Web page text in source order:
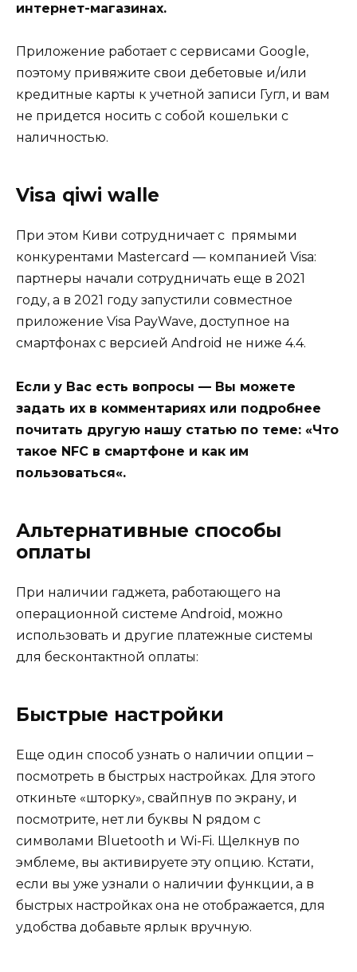
интернет-магазинах.
Приложение работает с сервисами Google,
поэтому привяжите свои дебетовые и/или
кредитные карты к учетной записи Гугл, и вам
не придется носить с собой кошельки с
наличностью.
Visa qiwi walle
При этом Киви сотрудничает с прямыми
конкурентами Mastercard — компанией Visa:
партнеры начали сотрудничать еще в 2021
году, а в 2021 году запустили совместное
приложение Visa PayWave, доступное на
смартфонах с версией Android не ниже 4.4.
Если у Вас есть вопросы — Вы можете
задать их в комментариях или подробнее
почитать другую нашу статью по теме: «Что
такое NFC в смартфоне и как им
пользоваться«.
Альтернативные способы
оплаты
При наличии гаджета, работающего на
операционной системе Android, можно
использовать и другие платежные системы
для бесконтактной оплаты:
Быстрые настройки
Еще один способ узнать о наличии опции –
посмотреть в быстрых настройках. Для этого
откиньте «шторку», свайпнув по экрану, и
посмотрите, нет ли буквы N рядом с
символами Bluetooth и Wi-Fi. Щелкнув по
эмблеме, вы активируете эту опцию. Кстати,
если вы уже узнали о наличии функции, а в
быстрых настройках она не отображается, для
удобства добавьте ярлык вручную.